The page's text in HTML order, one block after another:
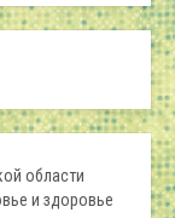
области
и здоровье